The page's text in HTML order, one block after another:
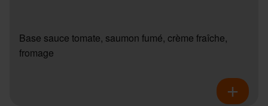
Base sauce tomate, saumon fumé, crème fraîche,
fromage